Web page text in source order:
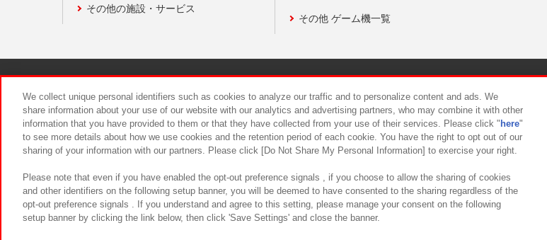
その他の施設・サービス
その他 ゲーム機一覧
食品のご提供について カスタマーハラスメント対応方針
We collect unique personal identifiers such as cookies to analyze our traffic and to personalize content and ads. We
share information about your use of our website with our analytics and advertising partners, who may combine it with other
information that you have provided to them or that they have collected from your use of their services. Please click " here"
to see more details about how we use cookies and the retention period of each cookie. You have the right to opt out of our
sharing of your information with our partners. Please click [Do Not Share My Personal Information] to exercise your right.
Please note that even if you have enabled the opt-out preference signals , if you choose to allow the sharing of cookies
and other identifiers on the following setup banner, you will be deemed to have consented to the sharing regardless of the
opt-out preference signals . If you understand and agree to this setting, please manage your consent on the following
setup banner by clicking the link below, then click 'Save Settings' and close the banner.